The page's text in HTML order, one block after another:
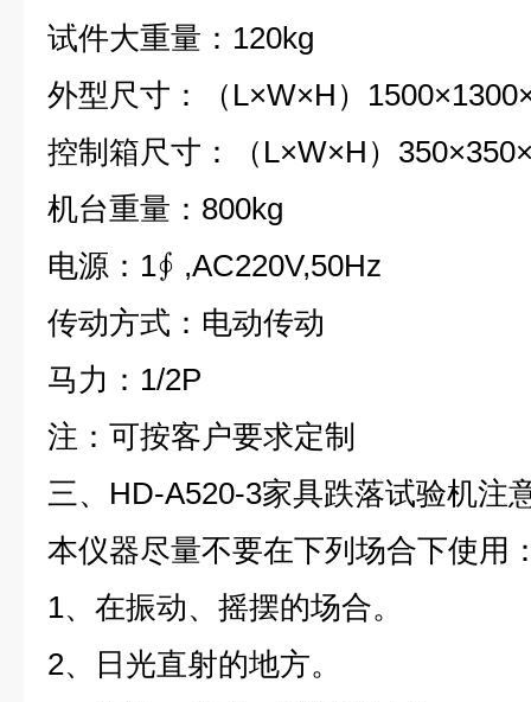
试件大重量：120kg
外型尺寸：（L×W×H）
控制箱尺寸：（L×W×H）
机台重量：800kg
电源：1∮ ,AC220V,50Hz
传动方式：电动传动
马力：1/2P
注：可按客户要求定制
三、HD-A520-3家具跌落试验机注
本仪器尽量不要在下列场合下使用
1、在振动、摇摆的场合。
2、日光直射的地方。